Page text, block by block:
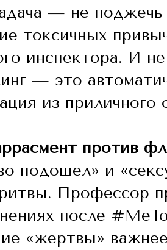
— не
токсичных
инспектора. И
— это
из приличного
против
подошел» и
Профессор
после
«жертвы»